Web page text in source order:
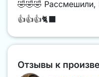
🤣🤣🤣 Рассмешили,
👍👍👍🐈‍⬛
Отзывы к